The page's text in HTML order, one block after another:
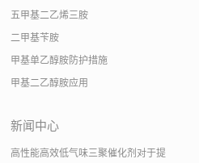
五甲基二乙烯三胺
二甲基苄胺
甲基单乙醇胺防护措施
甲基二乙醇胺应用
新闻中心
高性能高效低气味三聚催化剂对于提